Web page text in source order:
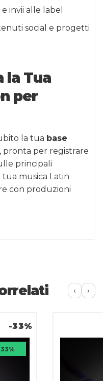
invii alle label
social e progetti
la Tua
per
la tua base
, pronta per registrare
principali
musica Latin
con produzioni
‹ ›
-33%